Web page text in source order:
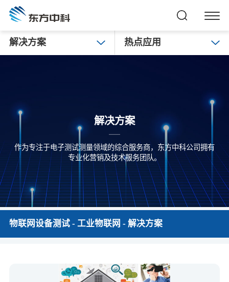
解决方案 热点应用
解决方案
作为专注于电子测试测量领域的综合服务商，东方中科公司拥有
专业化营销及技术服务团队。
物联网设备测试 - 工业物联网 - 解决方案